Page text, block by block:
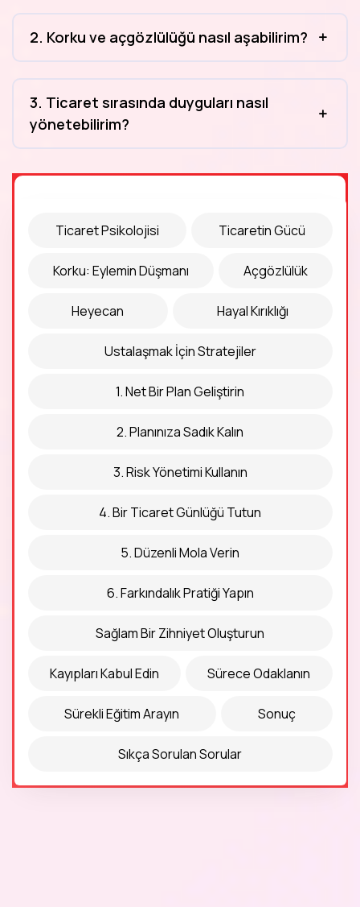
2. Korku ve açgözlülüğü nasıl aşabilirim?
3. Ticaret sırasında duyguları nasıl
yönetebilirim?
Ticaret Psikolojisi Ticaretin Gücü
Korku: Eylemin Düşmanı Açgözlülük
Heyecan Hayal Kırıklığı
Ustalaşmak İçin Stratejiler
1. Net Bir Plan Geliştirin
2. Planınıza Sadık Kalın
3. Risk Yönetimi Kullanın
4. Bir Ticaret Günlüğü Tutun
5. Düzenli Mola Verin
6. Farkındalık Pratiği Yapın
Sağlam Bir Zihniyet Oluşturun
Kayıpları Kabul Edin Sürece Odaklanın
Sürekli Eğitim Arayın Sonuç
Sıkça Sorulan Sorular